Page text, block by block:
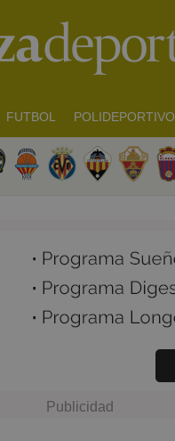
FUTBOL POLIDEPORTIVO